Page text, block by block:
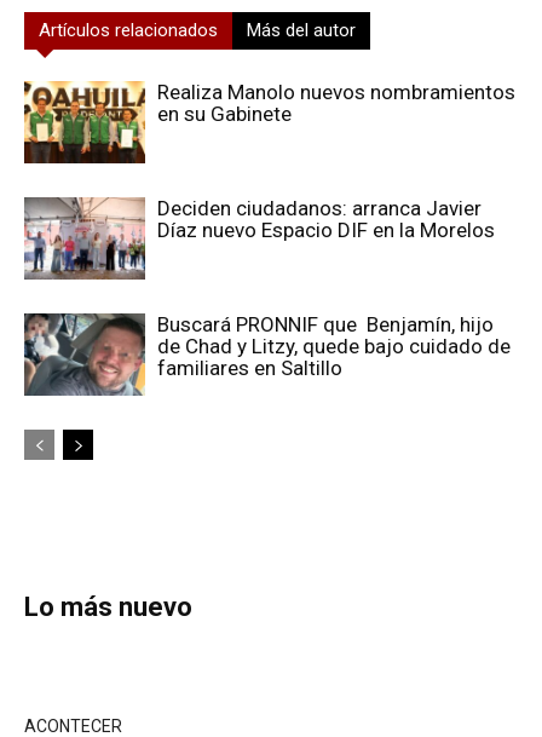
Artículos relacionados Más del autor
Realiza Manolo nuevos nombramientos
en su Gabinete
Deciden ciudadanos: arranca Javier
Díaz nuevo Espacio DIF en la Morelos
Buscará PRONNIF que Benjamín, hijo
de Chad y Litzy, quede bajo cuidado de
familiares en Saltillo
Lo más nuevo
ACONTECER